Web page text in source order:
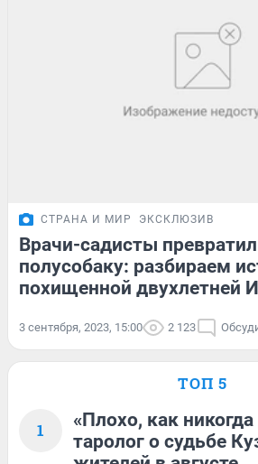
СТРАНА И МИР ЭКСКЛЮЗИВ
Врачи-садисты
полусобаку: разбираем
похищенной двухлетней
3 сентября, 2023, 15:00 2 123
ТОП 5
1
«Плохо, как никогда
таролог о судьбе